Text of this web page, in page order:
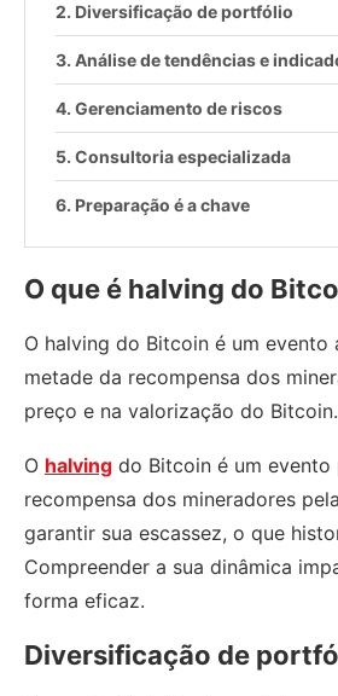
Diversificação de portfólio
Análise de tendências e
Gerenciamento de riscos
Consultoria especializada
Preparação é a chave
O que é halving do
O halving do Bitcoin é um
metade da recompensa dos
preço e na valorização do Bitcoin.
O halving do Bitcoin é um
recompensa dos mineradores
garantir sua escassez, o que
Compreender a sua dinâmica
forma eficaz.
Diversificação de